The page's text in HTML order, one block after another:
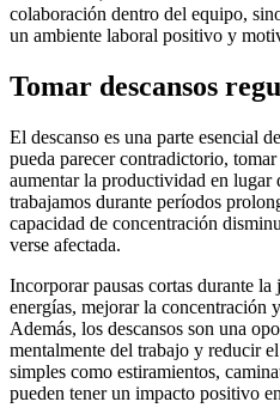
colaboración dentro del equipo,
un ambiente laboral positivo y
Tomar descansos
El descanso es una parte esencial
pueda parecer contradictorio, tomar
aumentar la productividad en
trabajamos durante períodos
capacidad de concentración
verse afectada.
Incorporar pausas cortas durante
energías, mejorar la concentración
Además, los descansos son una
mentalmente del trabajo y reducir
simples como estiramientos,
pueden tener un impacto positivo